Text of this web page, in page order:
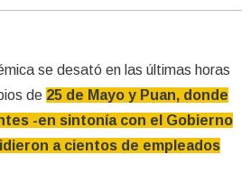
se desató en las últimas horas
de 25 de Mayo y Puan, donde
-en sintonía con el Gobierno
a cientos de empleados